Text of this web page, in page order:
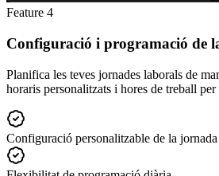
Feature 4
Configuració i programació de
Planifica les teves jornades laborals de
horaris personalitzats i hores de treball per
Configuració personalitzable de la